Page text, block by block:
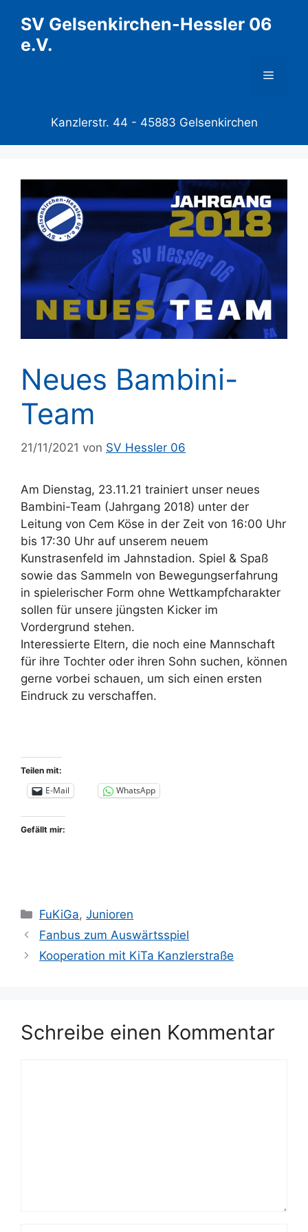
Inhalt
springen
SV Gelsenkirchen-Hessler 06
e.V.
Menü
Kanzlerstr. 44 - 45883 Gelsenkirchen
Neues Bambini-
Team
21/11/2021 von SV Hessler 06
Am Dienstag, 23.11.21 trainiert unser neues
Bambini-Team (Jahrgang 2018) unter der
Leitung von Cem Köse in der Zeit von 16:00 Uhr
bis 17:30 Uhr auf unserem neuem
Kunstrasenfeld im Jahnstadion. Spiel & Spaß
sowie das Sammeln von Bewegungserfahrung
in spielerischer Form ohne Wettkampfcharakter
sollen für unsere jüngsten Kicker im
Vordergrund stehen.
Interessierte Eltern, die noch eine Mannschaft
für ihre Tochter oder ihren Sohn suchen, können
gerne vorbei schauen, um sich einen ersten
Eindruck zu verschaffen.
Teilen mit:
E-Mail WhatsApp
Gefällt mir:
Kategorien
FuKiGa,Junioren
Fanbus zum Auswärtsspiel
Kooperation mit KiTa Kanzlerstraße
Schreibe einen Kommentar